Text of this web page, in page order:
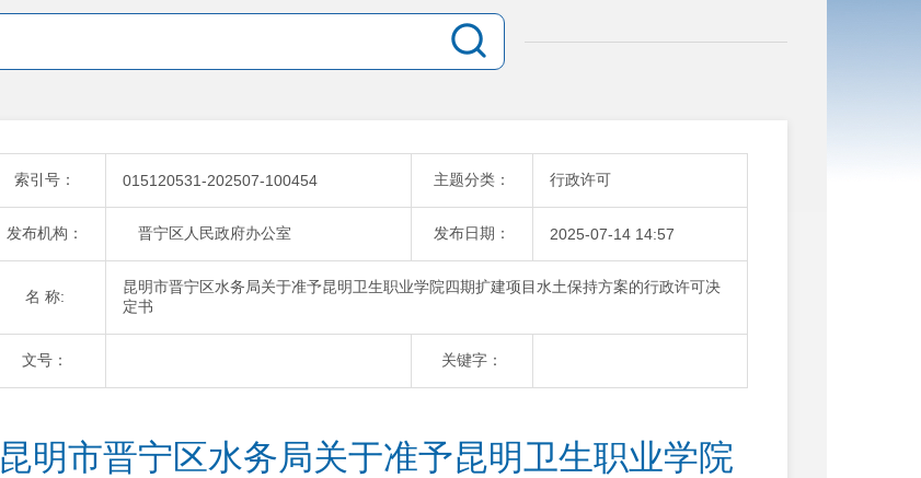
索引号： 015120531-202507-100454 主题分类： 行政许可
发布机构： 晋宁区人民政府办公室 发布日期： 2025-07-14 14:57
名 称:
昆明市晋宁区水务局关于准予昆明卫生职业学院四期扩建项目水土保持方案的行政许可决
定书
文号： 关键字：
昆明市晋宁区水务局关于准予昆明卫生职业学院